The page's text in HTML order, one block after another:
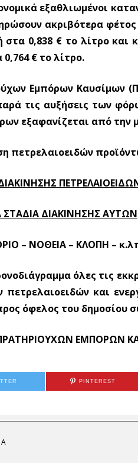
εξαθλιωμένοι
ακριβότερα
στα 0,838 € το λίτρο και
0,764€ το λίτρο.
Εμπόρων Καυσίμων
τις αυξήσεις των
εξαφανίζεται από την
πετρελαιοειδών
ΣΤΑΔΙΑ ΔΙΑΚΙΝΗΣΗΣ ΑΥΤΩΝ
– ΝΟΘΕΙΑ – ΚΛΟΠΗ –
όλες τις
και
όφελος του δημοσίου
ΕΜΠΟΡΩΝ
PINTEREST